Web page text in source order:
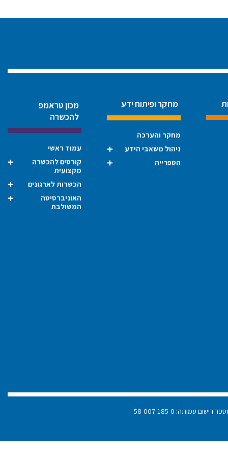
מחקר ופיתוח ידע
מחקר והערכה
ניהול משאבי הידע
הספרייה
מכון טראמפ
להכשרה
עמוד ראשי
קורסים להכשרה
מקצועית
הכשרות לארגונים
האוניברסיטה
המשולבת
רישום עמותה: 58-007-185-0